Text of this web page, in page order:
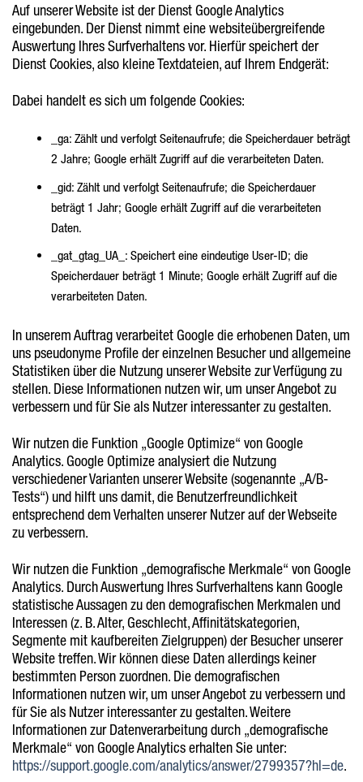
Auf unserer Website ist der Dienst Google Analytics
eingebunden. Der Dienst nimmt eine websiteübergreifende
Auswertung Ihres Surfverhaltens vor. Hierfür speichert der
Dienst Cookies, also kleine Textdateien, auf Ihrem Endgerät:
Dabei handelt es sich um folgende Cookies:
_ga: Zählt und verfolgt Seitenaufrufe; die Speicherdauer beträgt
2 Jahre; Google erhält Zugriff auf die verarbeiteten Daten.
_gid: Zählt und verfolgt Seitenaufrufe; die Speicherdauer
beträgt 1 Jahr; Google erhält Zugriff auf die verarbeiteten
Daten.
_gat_gtag_UA_: Speichert eine eindeutige User-ID; die
Speicherdauer beträgt 1 Minute; Google erhält Zugriff auf die
verarbeiteten Daten.
In unserem Auftrag verarbeitet Google die erhobenen Daten, um
uns pseudonyme Profile der einzelnen Besucher und allgemeine
Statistiken über die Nutzung unserer Website zur Verfügung zu
stellen. Diese Informationen nutzen wir, um unser Angebot zu
verbessern und für Sie als Nutzer interessanter zu gestalten.
Wir nutzen die Funktion „Google Optimize“ von Google
Analytics. Google Optimize analysiert die Nutzung
verschiedener Varianten unserer Website (sogenannte „A/B-
Tests“) und hilft uns damit, die Benutzerfreundlichkeit
entsprechend dem Verhalten unserer Nutzer auf der Webseite
zu verbessern.
Wir nutzen die Funktion „demografische Merkmale“ von Google
Analytics. Durch Auswertung Ihres Surfverhaltens kann Google
statistische Aussagen zu den demografischen Merkmalen und
Interessen (z. B. Alter, Geschlecht, Affinitätskategorien,
Segmente mit kaufbereiten Zielgruppen) der Besucher unserer
Website treffen. Wir können diese Daten allerdings keiner
bestimmten Person zuordnen. Die demografischen
Informationen nutzen wir, um unser Angebot zu verbessern und
für Sie als Nutzer interessanter zu gestalten. Weitere
Informationen zur Datenverarbeitung durch „demografische
Merkmale“ von Google Analytics erhalten Sie unter:
https://support.google.com/analytics/answer/2799357?hl=de.